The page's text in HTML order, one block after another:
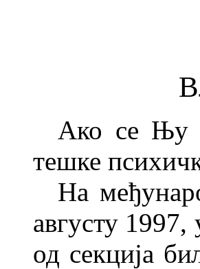
Ако се Њу
тешке
На
августу 1997,
од секција